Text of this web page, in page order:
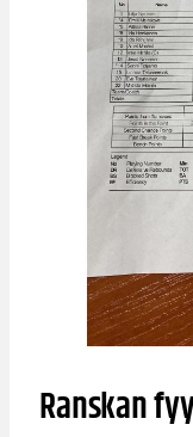
Ranskan